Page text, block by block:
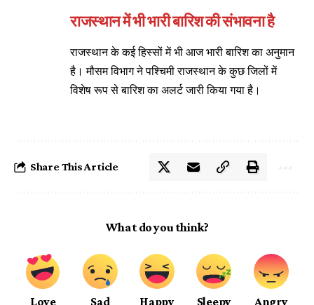
राजस्थान में भी भारी बारिश की संभावना है
राजस्थान के कई हिस्सों में भी आज भारी बारिश का अनुमान
है। मौसम विभाग ने पश्चिमी राजस्थान के कुछ जिलों में
विशेष रूप से बारिश का अलर्ट जारी किया गया है।
Share This Article
What do you think?
Love Sad Happy Sleepy Angry